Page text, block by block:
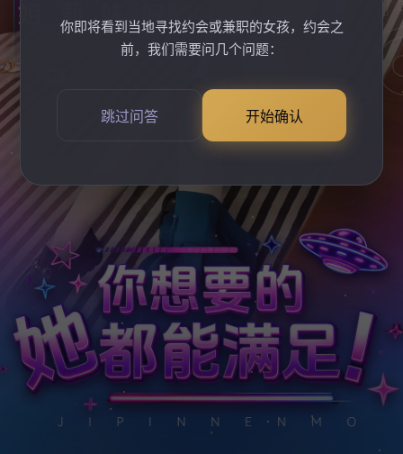
你即将看到当地寻找约会或兼职的女孩，约会之
前，我们需要问几个问题：
跳过问答 开始确认